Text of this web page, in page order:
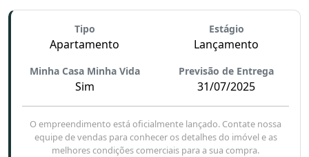
Tipo
Apartamento
Estágio
Lançamento
Minha Casa Minha Vida
Sim
Previsão de Entrega
31/07/2025
O empreendimento está oficialmente lançado. Contate nossa
equipe de vendas para conhecer os detalhes do imóvel e as
melhores condições comerciais para a sua compra.